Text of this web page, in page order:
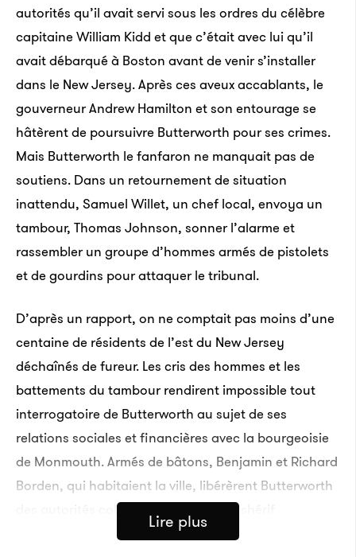
autorités qu’il avait servi sous les ordres du célèbre
capitaine William Kidd et que c’était avec lui qu’il
avait débarqué à Boston avant de venir s’installer
dans le New Jersey. Après ces aveux accablants, le
gouverneur Andrew Hamilton et son entourage se
hâtèrent de poursuivre Butterworth pour ses crimes.
Mais Butterworth le fanfaron ne manquait pas de
soutiens. Dans un retournement de situation
inattendu, Samuel Willet, un chef local, envoya un
tambour, Thomas Johnson, sonner l’alarme et
rassembler un groupe d’hommes armés de pistolets
et de gourdins pour attaquer le tribunal.
D’après un rapport, on ne comptait pas moins d’une
centaine de résidents de l’est du New Jersey
déchaînés de fureur. Les cris des hommes et les
battements du tambour rendirent impossible tout
interrogatoire de Butterworth au sujet de ses
relations sociales et financières avec la bourgeoisie
de Monmouth. Armés de bâtons, Benjamin et Richard
Borden, qui habitaient la ville, libérèrent Butterworth
des autorités coloniales. Le juge et le shérif
dressèrent leurs épées et blessèrent les deux Borden
Lire plus